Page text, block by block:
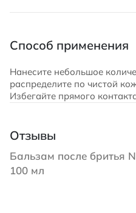
Способ применения
Нанесите небольшое
распределите по чистой
Избегайте прямого
Отзывы
Бальзам после бритья
100 мл